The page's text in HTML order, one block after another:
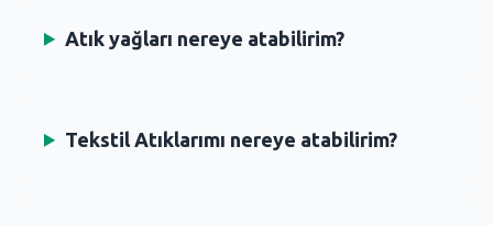
Atık yağları nereye atabilirim?
Tekstil Atıklarımı nereye atabilirim?